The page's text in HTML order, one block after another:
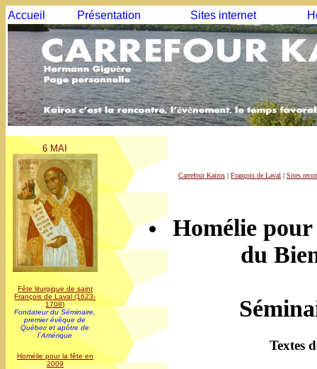
Accueil Présentation Sites internet
6 MAI
Fête liturgique de saint
François de Laval (1623-
1708)
Fondateur du Séminaire,
premier évêque de
Québec et apôtre de
l`Amérique
Homélie pour la fête en
2009
Carrefour Kairos | François de Laval | Sites
Homélie
du
Textes